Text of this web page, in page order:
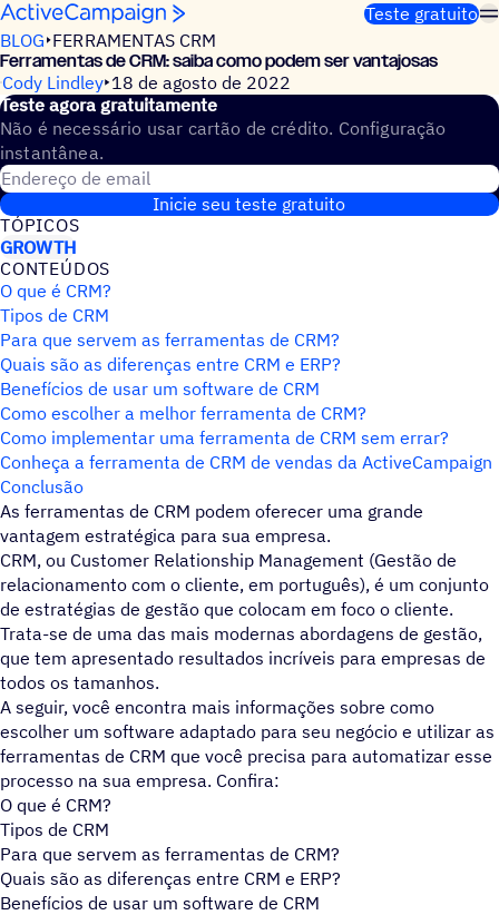
Pular para o conteúdo
Teste gratuito
BLOG FERRAMENTAS CRM
Ferramentas de CRM: saiba como podem ser vantajosas
Cody Lindley 18 de agosto de 2022
Teste agora gratuitamente
Não é necessário usar cartão de crédito. Configuração
instantânea.
Endereço de email
Inicie seu teste gratuito
TÓPICOS
GROWTH
CONTEÚDOS
O que é CRM?
Tipos de CRM
Para que servem as ferramentas de CRM?
Quais são as diferenças entre CRM e ERP?
Benefícios de usar um software de CRM
Como escolher a melhor ferramenta de CRM?
Como implementar uma ferramenta de CRM sem errar?
Conheça a ferramenta de CRM de vendas da ActiveCampaign
Conclusão
As ferramentas de CRM podem oferecer uma grande
vantagem estratégica para sua empresa.
CRM, ou Customer Relationship Management (Gestão de
relacionamento com o cliente, em português), é um conjunto
de estratégias de gestão que colocam em foco o cliente.
Trata-se de uma das mais modernas abordagens de gestão,
que tem apresentado resultados incríveis para empresas de
todos os tamanhos.
A seguir, você encontra mais informações sobre como
escolher um software adaptado para seu negócio e utilizar as
ferramentas de CRM que você precisa para automatizar esse
processo na sua empresa. Confira:
O que é CRM?
Tipos de CRM
Para que servem as ferramentas de CRM?
Quais são as diferenças entre CRM e ERP?
Benefícios de usar um software de CRM